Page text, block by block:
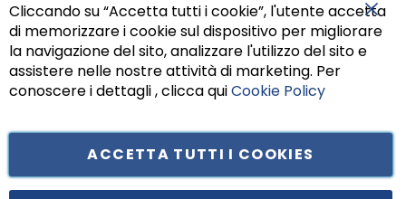
Cliccando su “Accetta tutti i cookie”, l'utente accetta
di memorizzare i cookie sul dispositivo per migliorare
la navigazione del sito, analizzare l'utilizzo del sito e
assistere nelle nostre attività di marketing. Per
conoscere i dettagli , clicca quiCookie Policy
ACCETTA TUTTI I COOKIES